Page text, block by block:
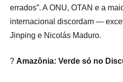
errados”. A ONU, OTAN e a
internacional discordam —
Jinping e Nicolás Maduro.
? Amazônia: Verde só no